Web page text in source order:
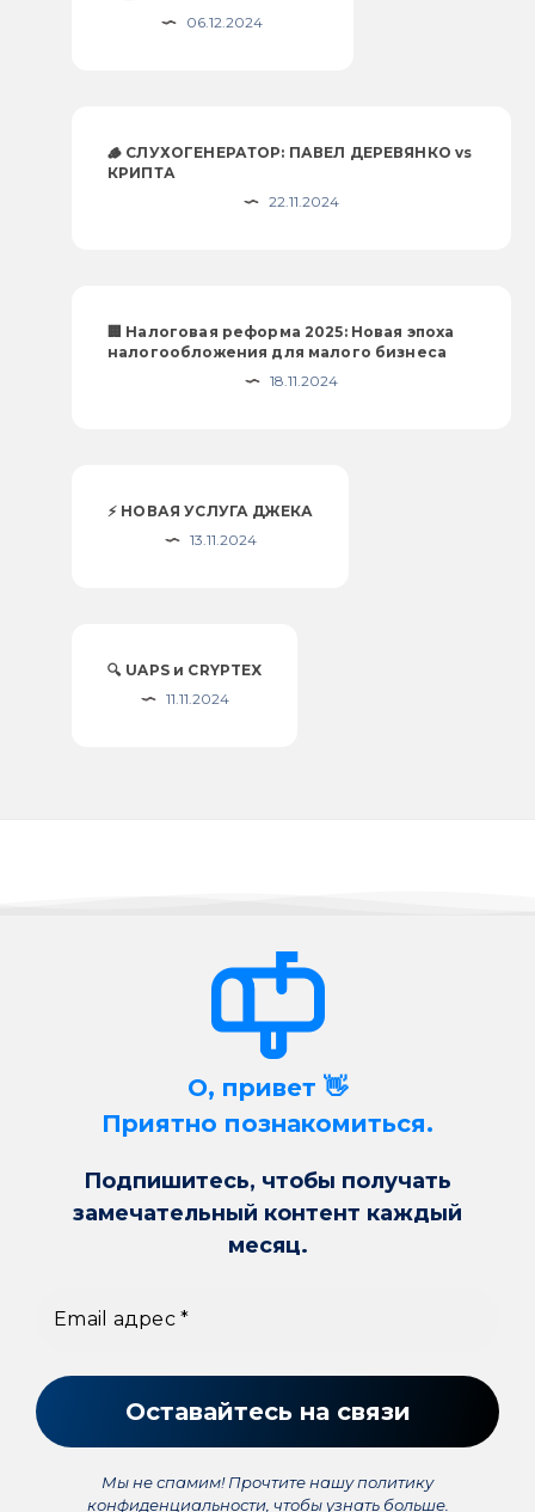
06.12.2024
🪵 СЛУХОГЕНЕРАТОР: ПАВЕЛ ДЕРЕВЯНКО vs
КРИПТА
22.11.2024
🏢 Налоговая реформа 2025: Новая эпоха
налогообложения для малого бизнеса
18.11.2024
⚡️ НОВАЯ УСЛУГА ДЖЕКА
13.11.2024
🔍 UAPS и CRYPTEX
11.11.2024
О, привет 👋
Приятно познакомиться.
Подпишитесь, чтобы получать
замечательный контент каждый
месяц.
Мы не спамим! Прочтите нашуполитику
конфиденциальности, чтобы узнать больше.